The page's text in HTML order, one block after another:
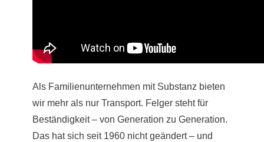
Als Familienunternehmen mit Substanz bieten
wir mehr als nur Transport. Felger steht für
Beständigkeit – von Generation zu Generation.
Das hat sich seit 1960 nicht geändert – und